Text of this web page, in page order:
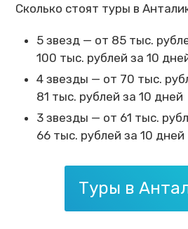
Сколько стоят туры в
5 звезд — от 85 тыс.
100 тыс. рублей за 10
4 звезды — от 70 тыс.
81 тыс. рублей за 10 дней
3 звезды — от 61 тыс.
66 тыс. рублей за 10 дней
Туры в